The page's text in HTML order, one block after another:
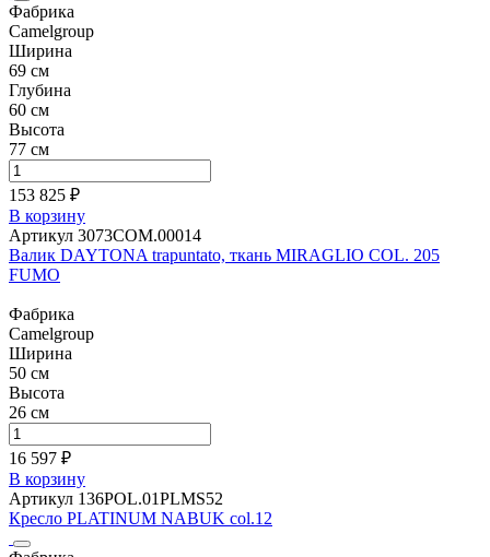
Фабрика
Camelgroup
Ширина
69 см
Глубина
60 см
Высота
77 см
153 825 ₽
В корзину
Артикул 3073COM.00014
Валик DAYTONA trapuntato, ткань MIRAGLIO COL. 205
FUMO
Фабрика
Camelgroup
Ширина
50 см
Высота
26 см
16 597 ₽
В корзину
Артикул 136POL.01PLMS52
Кресло PLATINUM NABUK col.12